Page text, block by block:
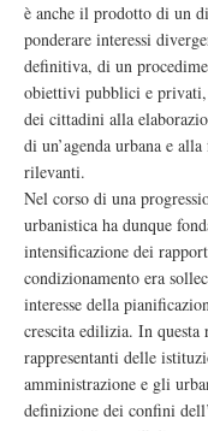
è anche il prodotto di un
ponderare interessi
definitiva, di un
obiettivi pubblici e privati,
dei cittadini alla
di un’agenda urbana e
rilevanti.
Nel corso di una
urbanistica ha dunque
intensificazione dei
condizionamento era
interesse della
crescita edilizia. In
rappresentanti delle
amministrazione e gli
definizione dei confini